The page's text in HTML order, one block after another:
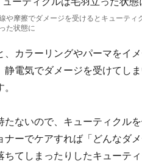
や摩擦でダメージを受けるとキューティ
た状態に
カラーリングやパーマをイ
静電気でダメージを受けてし
ないので、キューティクル
ーでケアすれば「どんなダ
てしまったりしたキューテ